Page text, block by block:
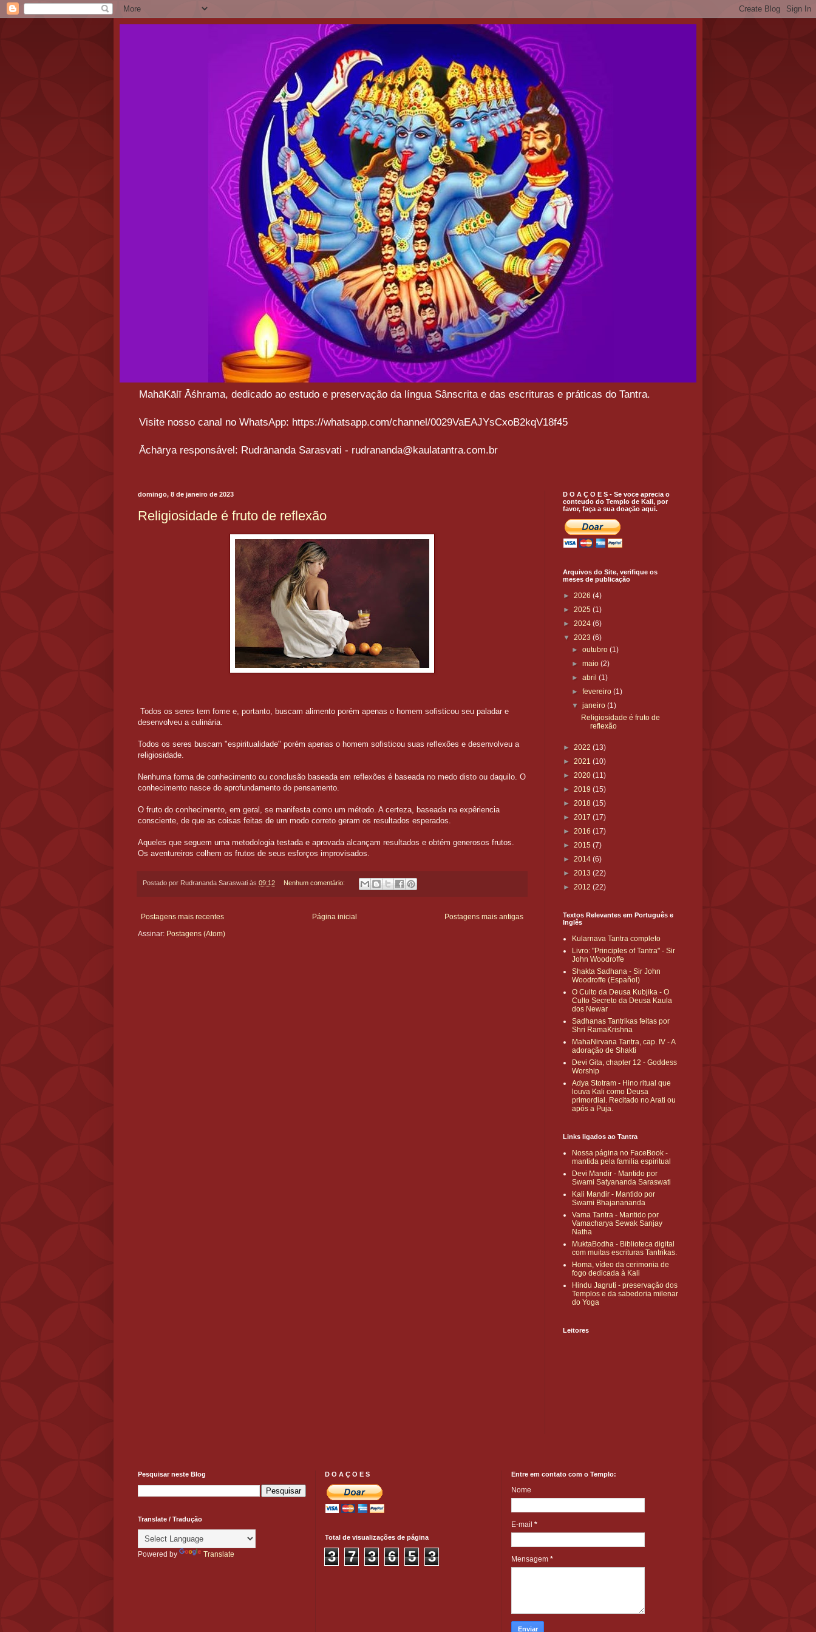
MahāKālī Āśhrama, dedicado ao estudo e preservação da língua Sânscrita e das escrituras e práticas do Tantra.
Visite nosso canal no WhatsApp: https://whatsapp.com/channel/0029VaEAJYsCxoB2kqV18f45
Āchārya responsável: Rudrānanda Sarasvati - rudrananda@kaulatantra.com.br
domingo, 8 de janeiro de 2023
Religiosidade é fruto de reflexão
Todos os seres tem fome e, portanto, buscam alimento porém apenas o homem sofisticou seu paladar e
desenvolveu a culinária.
Todos os seres buscam "espiritualidade" porém apenas o homem sofisticou suas reflexões e desenvolveu a
religiosidade.
Nenhuma forma de conhecimento ou conclusão baseada em reflexões é baseada no medo disto ou daquilo. O
conhecimento nasce do aprofundamento do pensamento.
O fruto do conhecimento, em geral, se manifesta como um método. A certeza, baseada na expêriencia
consciente, de que as coisas feitas de um modo correto geram os resultados esperados.
Aqueles que seguem uma metodologia testada e aprovada alcançam resultados e obtém generosos frutos.
Os aventureiros colhem os frutos de seus esforços improvisados.
Postado por Rudrananda Saraswati às 09:12 Nenhum comentário:
Postagens mais recentes Postagens mais antigas
Página inicial
Assinar: Postagens (Atom)
D O A Ç O E S - Se voce aprecia o
conteudo do Templo de Kali, por
favor, faça a sua doação aqui.
Arquivos do Site, verifique os
meses de publicação
► 2026 (4)
► 2025 (1)
► 2024 (6)
▼ 2023 (6)
►outubro(1)
►maio(2)
►abril(1)
►fevereiro(1)
▼janeiro(1)
Religiosidade é fruto de
reflexão
► 2022 (13)
► 2021 (10)
► 2020 (11)
► 2019 (15)
► 2018 (15)
► 2017 (17)
► 2016 (17)
► 2015 (7)
► 2014 (6)
► 2013 (22)
► 2012 (22)
Textos Relevantes em Português e
Inglês
Kularnava Tantra completo
Livro: "Principles of Tantra" - Sir
John Woodroffe
Shakta Sadhana - Sir John
Woodroffe (Español)
O Culto da Deusa Kubjika - O
Culto Secreto da Deusa Kaula
dos Newar
Sadhanas Tantrikas feitas por
Shri RamaKrishna
MahaNirvana Tantra, cap. IV - A
adoração de Shakti
Devi Gita, chapter 12 - Goddess
Worship
Adya Stotram - Hino ritual que
louva Kali como Deusa
primordial. Recitado no Arati ou
após a Puja.
Links ligados ao Tantra
Nossa página no FaceBook -
mantida pela familia espiritual
Devi Mandir - Mantido por
Swami Satyananda Saraswati
Kali Mandir - Mantido por
Swami Bhajanananda
Vama Tantra - Mantido por
Vamacharya Sewak Sanjay
Natha
MuktaBodha - Biblioteca digital
com muitas escrituras Tantrikas.
Homa, vídeo da cerimonia de
fogo dedicada à Kali
Hindu Jagruti - preservação dos
Templos e da sabedoria milenar
do Yoga
Leitores
Pesquisar neste Blog
Translate / Tradução
Powered by Translate
D O A Ç O E S
Total de visualizações de página
3 7 3 6 5 3
Entre em contato com o Templo:
Nome
E-mail *
Mensagem *